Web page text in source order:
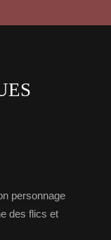
personnage
des flics et